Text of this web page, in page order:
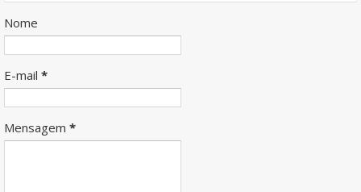
Nome
E-mail *
Mensagem *